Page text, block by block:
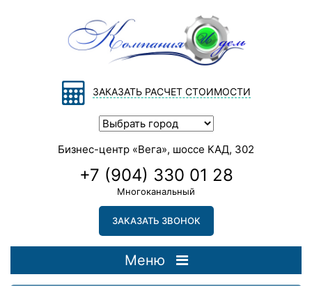
ЗАКАЗАТЬ РАСЧЕТ СТОИМОСТИ
Бизнес-центр «Вега», шоссе КАД, 302
+7 (904) 330 01 28
Многоканальный
ЗАКАЗАТЬ ЗВОНОК
Меню